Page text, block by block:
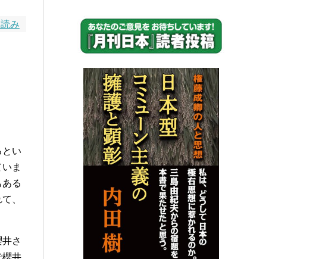
み
い
ま
る
、
さ
櫻井